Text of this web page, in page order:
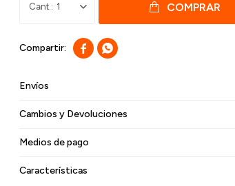
1 COMPRAR
 
Envíos
Cambios y Devoluciones
Medios de pago
Características